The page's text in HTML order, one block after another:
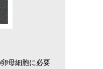
母細胞に必要